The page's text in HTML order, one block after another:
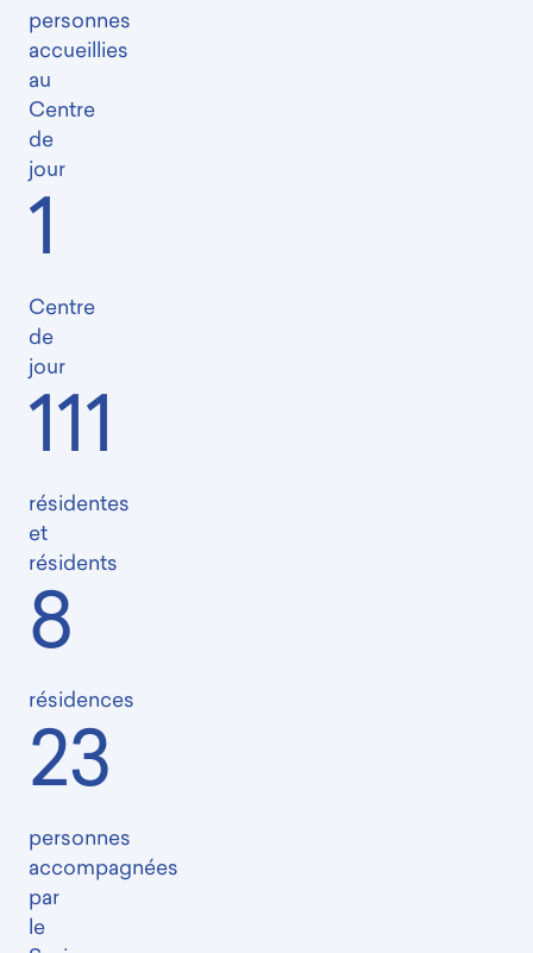
personnes
accueillies
au
Centre
de
jour
1
Centre
de
jour
111
résidentes
et
résidents
8
résidences
23
personnes
accompagnées
par
le